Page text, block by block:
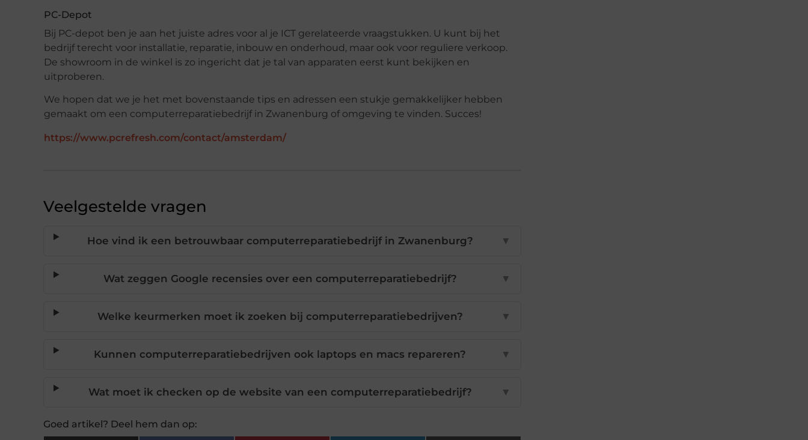
PC-Depot
Bij PC-depot ben je aan het juiste adres voor al je ICT gerelateerde vraagstukken. U kunt bij het
bedrijf terecht voor installatie, reparatie, inbouw en onderhoud, maar ook voor reguliere verkoop.
De showroom in de winkel is zo ingericht dat je tal van apparaten eerst kunt bekijken en
uitproberen.
We hopen dat we je het met bovenstaande tips en adressen een stukje gemakkelijker hebben
gemaakt om een computerreparatiebedrijf in Zwanenburg of omgeving te vinden. Succes!
https://www.pcrefresh.com/contact/amsterdam/
Veelgestelde vragen
Hoe vind ik een betrouwbaar computerreparatiebedrijf in Zwanenburg? ▼
Wat zeggen Google recensies over een computerreparatiebedrijf? ▼
Welke keurmerken moet ik zoeken bij computerreparatiebedrijven? ▼
Kunnen computerreparatiebedrijven ook laptops en macs repareren? ▼
Wat moet ik checken op de website van een computerreparatiebedrijf? ▼
Goed artikel? Deel hem dan op: